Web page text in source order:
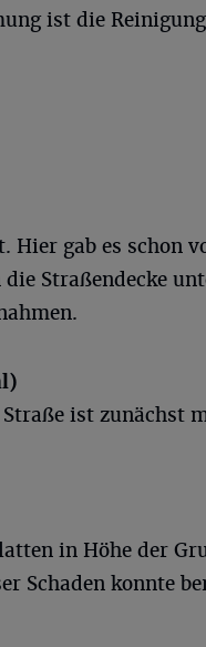
ist die
Hier gab es schon
Straßendecke
ist zunächst
in Höhe der
Schaden konnte